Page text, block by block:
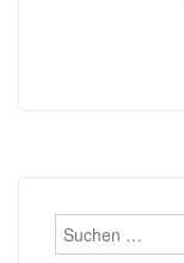
Suchen
nach: